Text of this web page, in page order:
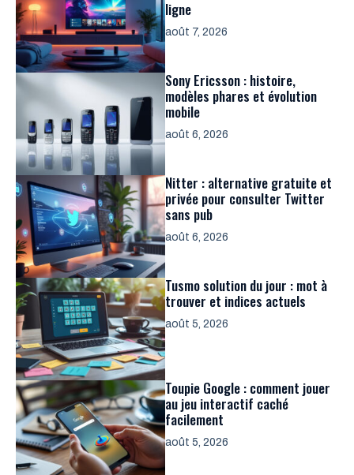
ligne
août 7, 2026
Sony Ericsson : histoire,
modèles phares et évolution
mobile
août 6, 2026
Nitter : alternative gratuite et
privée pour consulter Twitter
sans pub
août 6, 2026
Tusmo solution du jour : mot à
trouver et indices actuels
août 5, 2026
Toupie Google : comment jouer
au jeu interactif caché
facilement
août 5, 2026